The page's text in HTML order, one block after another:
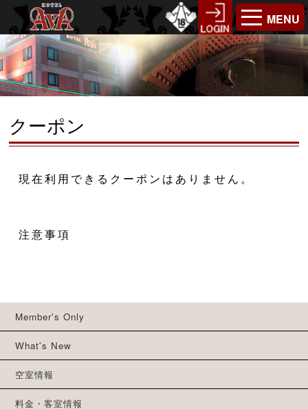
MENU
クーポン
現在利用できるクーポンはありません。
注意事項
Member's Only
What's New
空室情報
料金・客室情報